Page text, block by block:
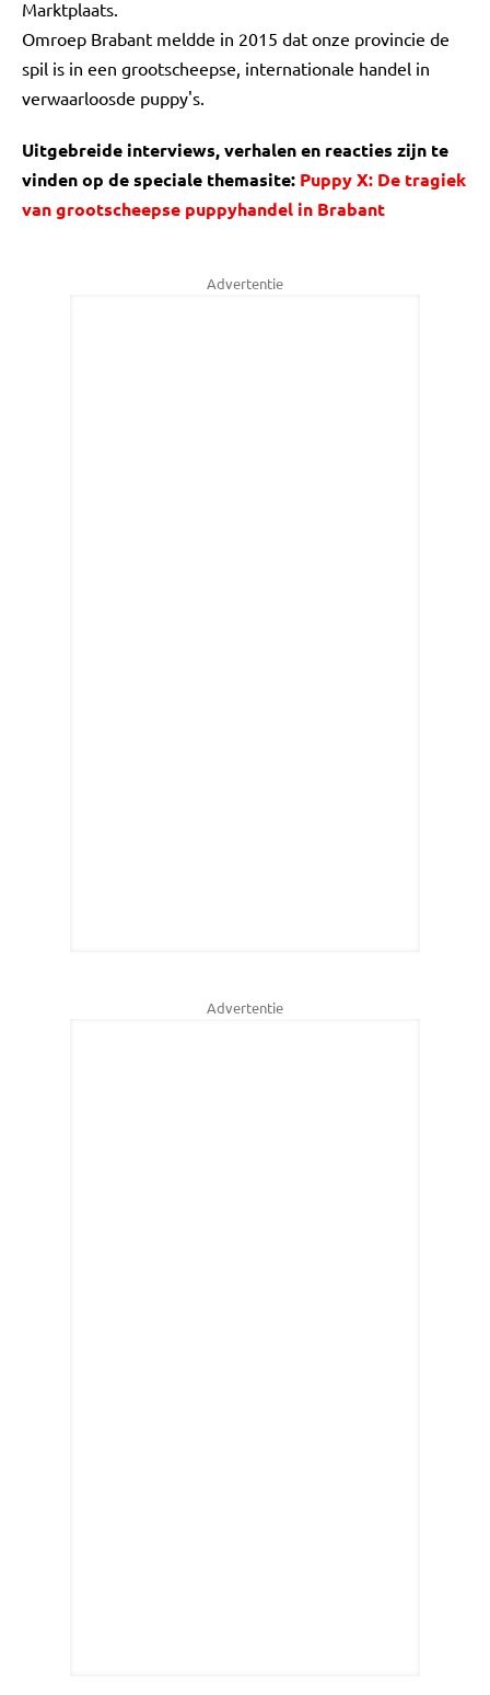
Marktplaats.
Omroep Brabant meldde in 2015 dat onze provincie de
spil is in een grootscheepse, internationale handel in
verwaarloosde puppy's.
Uitgebreide interviews, verhalen en reacties zijn te
vinden op de speciale themasite: Puppy X: De tragiek
van grootscheepse puppyhandel in Brabant
Advertentie
Advertentie